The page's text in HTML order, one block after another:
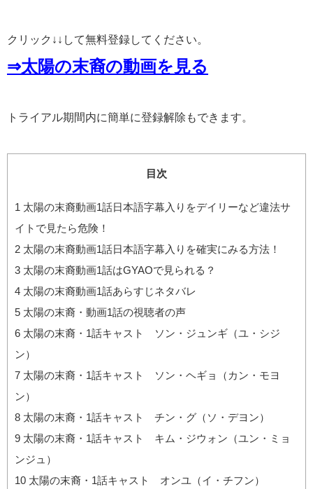
クリック↓↓して無料登録してください。
⇒太陽の末裔の動画を見る
トライアル期間内に簡単に登録解除もできます。
目次
1 太陽の末裔動画1話日本語字幕入りをデイリーなど違法サ
イトで見たら危険！
2 太陽の末裔動画1話日本語字幕入りを確実にみる方法！
3 太陽の末裔動画1話はGYAOで見られる？
4 太陽の末裔動画1話あらすじネタバレ
5 太陽の末裔・動画1話の視聴者の声
6 太陽の末裔・1話キャスト ソン・ジュンギ（ユ・シジ
ン）
7 太陽の末裔・1話キャスト ソン・ヘギョ（カン・モヨ
ン）
8 太陽の末裔・1話キャスト チン・グ（ソ・デヨン）
9 太陽の末裔・1話キャスト キム・ジウォン（ユン・ミョ
ンジュ）
10 太陽の末裔・1話キャスト オンユ（イ・チフン）